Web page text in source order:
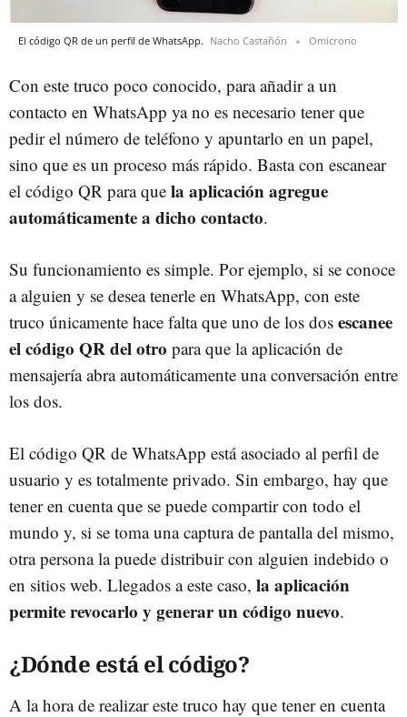
El código QR de un perfil de WhatsApp. Nacho Castañón Omicrono
Con este truco poco conocido, para añadir a un
contacto en WhatsApp ya no es necesario tener que
pedir el número de teléfono y apuntarlo en un papel,
sino que es un proceso más rápido. Basta con escanear
el código QR para que la aplicación agregue
automáticamente a dicho contacto.
Su funcionamiento es simple. Por ejemplo, si se conoce
a alguien y se desea tenerle en WhatsApp, con este
truco únicamente hace falta que uno de los dos escanee
el código QR del otro para que la aplicación de
mensajería abra automáticamente una conversación entre
los dos.
El código QR de WhatsApp está asociado al perfil de
usuario y es totalmente privado. Sin embargo, hay que
tener en cuenta que se puede compartir con todo el
mundo y, si se toma una captura de pantalla del mismo,
otra persona la puede distribuir con alguien indebido o
en sitios web. Llegados a este caso, la aplicación
permite revocarlo y generar un código nuevo.
¿Dónde está el código?
A la hora de realizar este truco hay que tener en cuenta